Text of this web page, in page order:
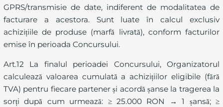
GPRS/transmisie de date, indiferent de modalitatea de
facturare a acestora. Sunt luate în calcul exclusiv
achizițiile de produse (marfă livrată), conform facturilor
emise în perioada Concursului.
Art.12 La finalul perioadei Concursului, Organizatorul
calculează valoarea cumulată a achizițiilor eligibile (fără
TVA) pentru fiecare partener și acordă șanse la tragerea la
sorți după cum urmează: ≥ 25.000 RON → 1 șansă; ≥